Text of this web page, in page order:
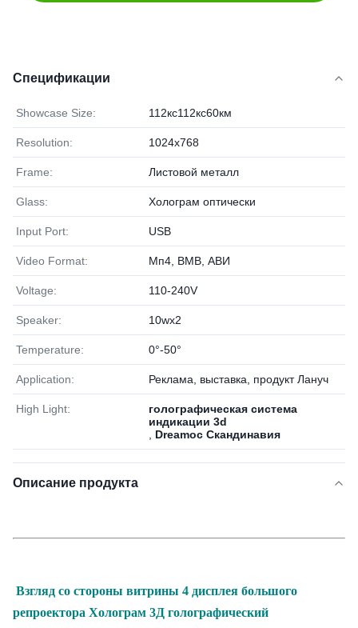
Спецификации
Showcase Size: 112кс112кс60км
Resolution: 1024x768
Frame: Листовой металл
Glass: Холограм оптически
Input Port: USB
Video Format: Мп4, ВМВ, АВИ
Voltage: 110-240V
Speaker: 10wx2
Temperature: 0°-50°
Application: Реклама, выставка, продукт Лануч
High Light:
голографическая система
индикации 3d
Dreamoc Скандинавия
Описание продукта
Взгляд со стороны витрины 4 дисплея большого
репроектора Холограм 3Д голографический